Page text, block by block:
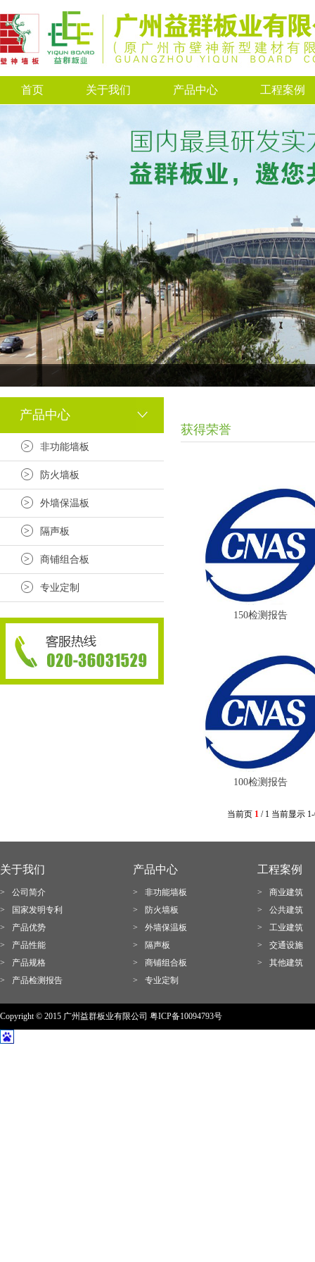
首页 关于我们 产品中心 工程案例
产品中心
> 非功能墙板
> 防火墙板
> 外墙保温板
> 隔声板
> 商铺组合板
> 专业定制
获得荣誉
150检测报告
100检测报告
当前页 1 / 1 当前显示
关于我们
>
公司简介
>
国家发明专利
>
产品优势
>
产品性能
>
产品规格
>
产品检测报告
产品中心
>
非功能墙板
>
防火墙板
>
外墙保温板
>
隔声板
>
商铺组合板
>
专业定制
工程案例
>
商业建筑
>
公共建筑
>
工业建筑
>
交通设施
>
其他建筑
Copyright © 2015 广州益群板业有限公司 粤ICP备10094793号